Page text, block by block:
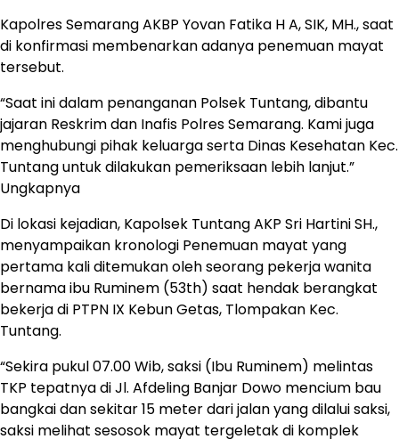
Kapolres Semarang AKBP Yovan Fatika H A, SIK, MH., saat
di konfirmasi membenarkan adanya penemuan mayat
tersebut.
“Saat ini dalam penanganan Polsek Tuntang, dibantu
jajaran Reskrim dan Inafis Polres Semarang. Kami juga
menghubungi pihak keluarga serta Dinas Kesehatan Kec.
Tuntang untuk dilakukan pemeriksaan lebih lanjut.”
Ungkapnya
Di lokasi kejadian, Kapolsek Tuntang AKP Sri Hartini SH.,
menyampaikan kronologi Penemuan mayat yang
pertama kali ditemukan oleh seorang pekerja wanita
bernama ibu Ruminem (53th) saat hendak berangkat
bekerja di PTPN IX Kebun Getas, Tlompakan Kec.
Tuntang.
“Sekira pukul 07.00 Wib, saksi (Ibu Ruminem) melintas
TKP tepatnya di Jl. Afdeling Banjar Dowo mencium bau
bangkai dan sekitar 15 meter dari jalan yang dilalui saksi,
saksi melihat sesosok mayat tergeletak di komplek